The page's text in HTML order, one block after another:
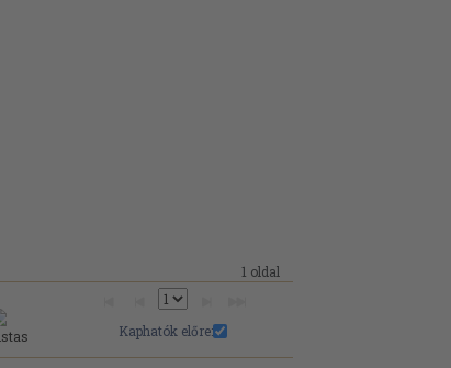
1 oldal
Kaphatók előre: